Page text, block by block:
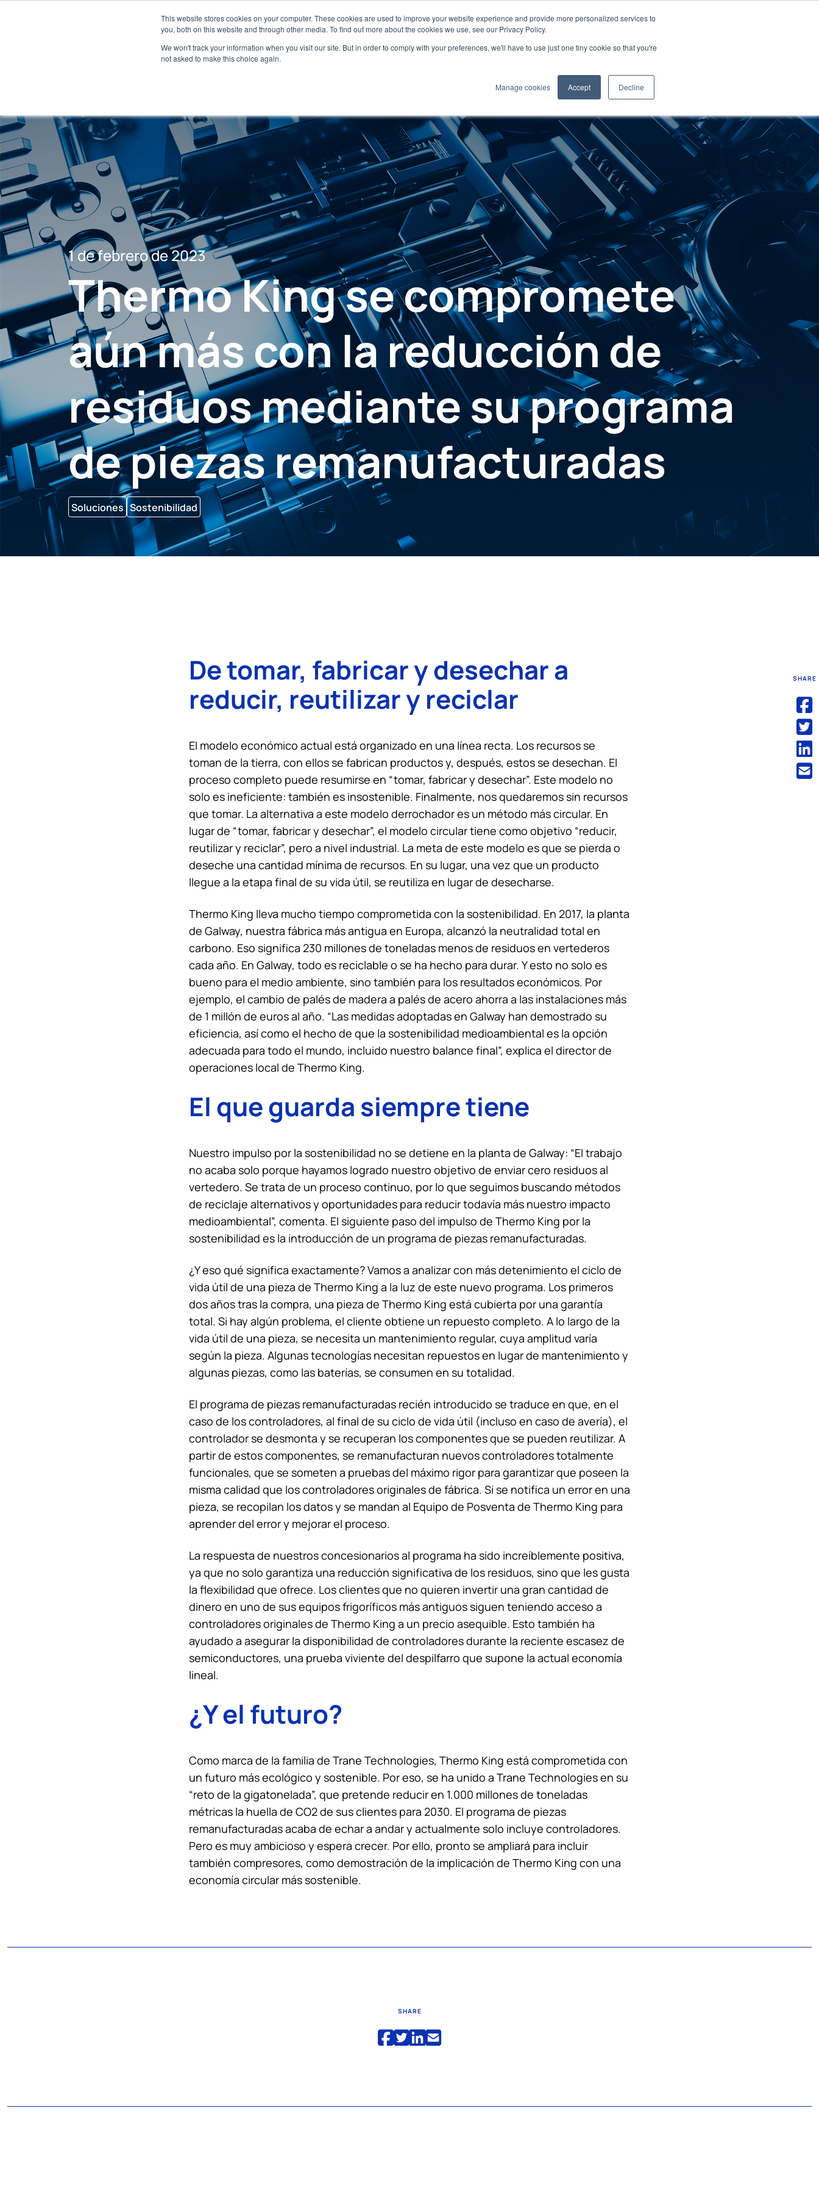
This website stores cookies on your computer. These cookies are used to improve your website experience and provide more personalized services to
you, both on this website and through other media. To find out more about the cookies we use, see our Privacy Policy.
We won't track your information when you visit our site. But in order to comply with your preferences, we'll have to use just one tiny cookie so that you're
not asked to make this choice again.
Manage cookies Accept Decline
Red de concesionariosCentro para medios Marine
ProductosTecnologíasServiciosAplicaciones
1 de febrero de 2023
Thermo King se compromete
aún más con la reducción de
residuos mediante su programa
de piezas remanufacturadas
Soluciones Sostenibilidad
SHARE
De tomar, fabricar y desechar a
reducir, reutilizar y reciclar
El modelo económico actual está organizado en una línea recta. Los recursos se
toman de la tierra, con ellos se fabrican productos y, después, estos se desechan. El
proceso completo puede resumirse en “tomar, fabricar y desechar”. Este modelo no
solo es ineficiente: también es insostenible. Finalmente, nos quedaremos sin recursos
que tomar. La alternativa a este modelo derrochador es un método más circular. En
lugar de “tomar, fabricar y desechar”, el modelo circular tiene como objetivo “reducir,
reutilizar y reciclar”, pero a nivel industrial. La meta de este modelo es que se pierda o
deseche una cantidad mínima de recursos. En su lugar, una vez que un producto
llegue a la etapa final de su vida útil, se reutiliza en lugar de desecharse.
Thermo King lleva mucho tiempo comprometida con la sostenibilidad. En 2017, la planta
de Galway, nuestra fábrica más antigua en Europa, alcanzó la neutralidad total en
carbono. Eso significa 230 millones de toneladas menos de residuos en vertederos
cada año. En Galway, todo es reciclable o se ha hecho para durar. Y esto no solo es
bueno para el medio ambiente, sino también para los resultados económicos. Por
ejemplo, el cambio de palés de madera a palés de acero ahorra a las instalaciones más
de 1 millón de euros al año. “Las medidas adoptadas en Galway han demostrado su
eficiencia, así como el hecho de que la sostenibilidad medioambiental es la opción
adecuada para todo el mundo, incluido nuestro balance final”, explica el director de
operaciones local de Thermo King.
El que guarda siempre tiene
Nuestro impulso por la sostenibilidad no se detiene en la planta de Galway: “El trabajo
no acaba solo porque hayamos logrado nuestro objetivo de enviar cero residuos al
vertedero. Se trata de un proceso continuo, por lo que seguimos buscando métodos
de reciclaje alternativos y oportunidades para reducir todavía más nuestro impacto
medioambiental”, comenta. El siguiente paso del impulso de Thermo King por la
sostenibilidad es la introducción de un programa de piezas remanufacturadas.
¿Y eso qué significa exactamente? Vamos a analizar con más detenimiento el ciclo de
vida útil de una pieza de Thermo King a la luz de este nuevo programa. Los primeros
dos años tras la compra, una pieza de Thermo King está cubierta por una garantía
total. Si hay algún problema, el cliente obtiene un repuesto completo. A lo largo de la
vida útil de una pieza, se necesita un mantenimiento regular, cuya amplitud varía
según la pieza. Algunas tecnologías necesitan repuestos en lugar de mantenimiento y
algunas piezas, como las baterías, se consumen en su totalidad.
El programa de piezas remanufacturadas recién introducido se traduce en que, en el
caso de los controladores, al final de su ciclo de vida útil (incluso en caso de avería), el
controlador se desmonta y se recuperan los componentes que se pueden reutilizar. A
partir de estos componentes, se remanufacturan nuevos controladores totalmente
funcionales, que se someten a pruebas del máximo rigor para garantizar que poseen la
misma calidad que los controladores originales de fábrica. Si se notifica un error en una
pieza, se recopilan los datos y se mandan al Equipo de Posventa de Thermo King para
aprender del error y mejorar el proceso.
La respuesta de nuestros concesionarios al programa ha sido increíblemente positiva,
ya que no solo garantiza una reducción significativa de los residuos, sino que les gusta
la flexibilidad que ofrece. Los clientes que no quieren invertir una gran cantidad de
dinero en uno de sus equipos frigoríficos más antiguos siguen teniendo acceso a
controladores originales de Thermo King a un precio asequible. Esto también ha
ayudado a asegurar la disponibilidad de controladores durante la reciente escasez de
semiconductores, una prueba viviente del despilfarro que supone la actual economía
lineal.
¿Y el futuro?
Como marca de la familia de Trane Technologies, Thermo King está comprometida con
un futuro más ecológico y sostenible. Por eso, se ha unido a Trane Technologies en su
“reto de la gigatonelada”, que pretende reducir en 1.000 millones de toneladas
métricas la huella de CO2 de sus clientes para 2030. El programa de piezas
remanufacturadas acaba de echar a andar y actualmente solo incluye controladores.
Pero es muy ambicioso y espera crecer. Por ello, pronto se ampliará para incluir
también compresores, como demostración de la implicación de Thermo King con una
economía circular más sostenible.
SHARE